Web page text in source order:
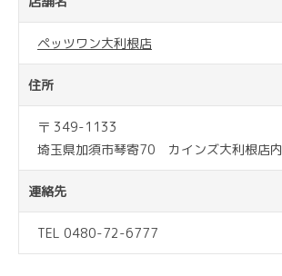
ペッツワン大利根店
住所
〒 349-1133
埼玉県加須市琴寄70 カインズ大利根店内
連絡先
TEL 0480-72-6777